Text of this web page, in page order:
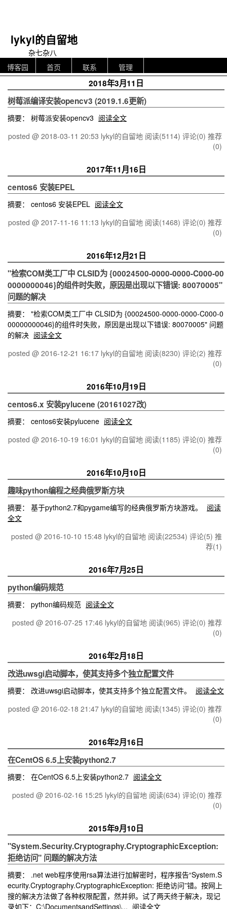
lykyl的自留地
杂七杂八
博客园
首页 联系 管理
2018年3月11日
树莓派编译安装opencv3 (2019.1.6更新)
摘要： 树莓派安装opencv3 阅读全文
posted @ 2018-03-11 20:53 lykyl的自留地 阅读(5114) 评论(0) 推荐
(0)
2017年11月16日
centos6 安装EPEL
摘要： centos6 安装EPEL 阅读全文
posted @ 2017-11-16 11:13 lykyl的自留地 阅读(1468) 评论(0) 推荐
(0)
2016年12月21日
"检索COM类工厂中 CLSID为 {00024500-0000-0000-C000-00
0000000046}的组件时失败，原因是出现以下错误: 80070005"
问题的解决
摘要： "检索COM类工厂中 CLSID为 {00024500-0000-0000-C000-0
00000000046}的组件时失败，原因是出现以下错误: 80070005" 问题
的解决 阅读全文
posted @ 2016-12-21 16:17 lykyl的自留地 阅读(8230) 评论(2) 推荐
(0)
2016年10月19日
centos6.x 安装pylucene (20161027改)
摘要： centos6安装pylucene 阅读全文
posted @ 2016-10-19 16:01 lykyl的自留地 阅读(1185) 评论(0) 推荐
(0)
2016年10月10日
趣味python编程之经典俄罗斯方块
摘要： 基于python2.7和pygame编写的经典俄罗斯方块游戏。
阅读
全文
posted @ 2016-10-10 15:48 lykyl的自留地 阅读(22534) 评论(5) 推
荐(1)
2016年7月25日
python编码规范
摘要： python编码规范 阅读全文
posted @ 2016-07-25 17:46 lykyl的自留地 阅读(965) 评论(0) 推荐
(0)
2016年2月18日
改进uwsgi启动脚本，使其支持多个独立配置文件
摘要： 改进uwsgi启动脚本，使其支持多个独立配置文件。
阅读全文
posted @ 2016-02-18 21:47 lykyl的自留地 阅读(1345) 评论(0) 推荐
(0)
2016年2月16日
在CentOS 6.5上安装python2.7
摘要： 在CentOS 6.5上安装python2.7 阅读全文
posted @ 2016-02-16 15:25 lykyl的自留地 阅读(634) 评论(0) 推荐
(0)
2015年9月10日
"System.Security.Cryptography.CryptographicException:
拒绝访问" 问题的解决方法
摘要： .net web程序使用rsa算法进行加解密时，程序报告“System.S
ecurity.Cryptography.CryptographicException: 拒绝访问”错。按网上
搜的解决方法做了各种权限配置，然并卵。试了两天终于解决，现记
录如下：C:\DocumentsandSettings\... 阅读全文